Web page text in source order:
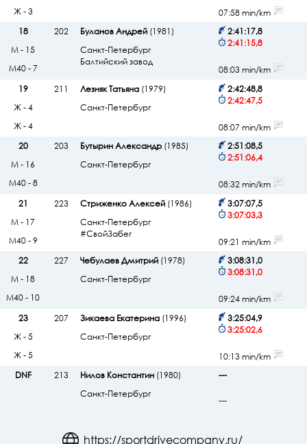
Ж - 3
07:58 min/km
18
202 Буланов Андрей(1981)
Санкт-Петербург
Балтийский завод
2:41:17,8
2:41:15,8
М - 15
М40 - 7
08:03 min/km
19
211 Лезняк Татьяна(1979)
Санкт-Петербург
2:42:48,8
2:42:47,5
Ж - 4
Ж - 4
08:07 min/km
20
203 Бутырин Александр(1985)
Санкт-Петербург
2:51:08,5
2:51:06,4
М - 16
М40 - 8
08:32 min/km
21
223 Стриженко Алексей(1986)
Санкт-Петербург
#СвойЗабег
3:07:07,5
3:07:03,3
М - 17
М40 - 9
09:21 min/km
22
227 Чебулаев Дмитрий(1978)
Санкт-Петербург
3:08:31,0
3:08:31,0
М - 18
М40 - 10
09:24 min/km
23
207 Зикаева Екатерина(1996)
Санкт-Петербург
3:25:04,9
3:25:02,6
Ж - 5
Ж - 5
10:13 min/km
DNF
213 Нилов Константин(1980)
Санкт-Петербург
---
---
https://sportdrivecompany.ru/